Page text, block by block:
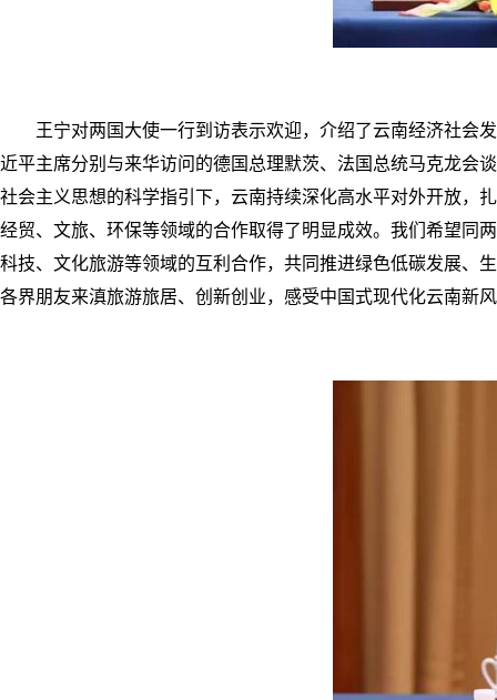
王宁对两国大使一行到访表示欢迎，介绍了云南经济社会
近平主席分别与来华访问的德国总理默茨、法国总统马克龙会
社会主义思想的科学指引下，云南持续深化高水平对外开放，
经贸、文旅、环保等领域的合作取得了明显成效。我们希望同
科技、文化旅游等领域的互利合作，共同推进绿色低碳发展、
各界朋友来滇旅游旅居、创新创业，感受中国式现代化云南新